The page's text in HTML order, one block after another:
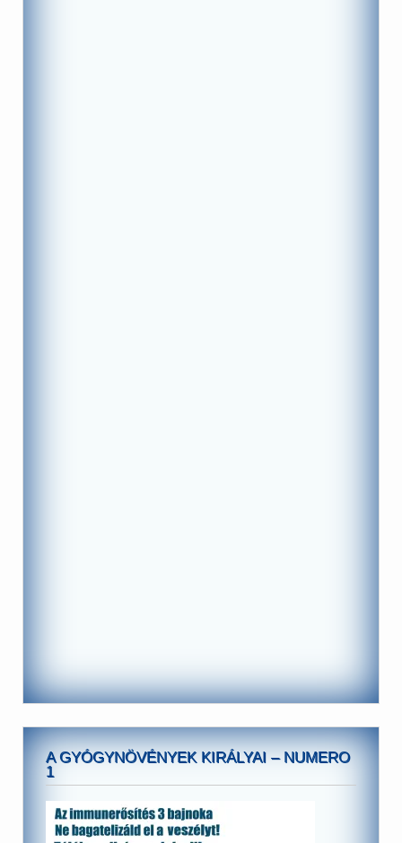
A GYÓGYNÖVÉNYEK KIRÁLYAI – NUMERO
1